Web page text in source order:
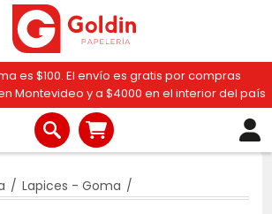
es $100. El envío es gratis por compras
Montevideo y a $4000 en el interior del país
/ Lapices - Goma /